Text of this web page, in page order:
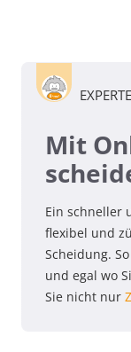
Mit
Ein schneller
flexibel und
Scheidung.
und egal wo
Sie nicht nur